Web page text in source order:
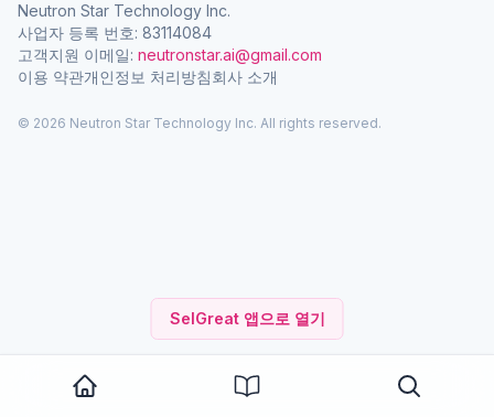
SelGreat 앱으로 열기
Neutron Star Technology Inc.
사업자 등록 번호: 83114084
고객지원 이메일: neutronstar.ai@gmail.com
이용 약관개인정보 처리방침회사 소개
© 2026 Neutron Star Technology Inc. All rights reserved.